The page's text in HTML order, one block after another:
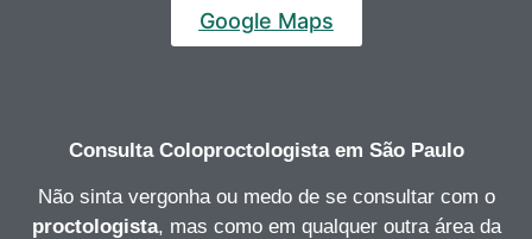
Google Maps
Consulta Coloproctologistaem São Paulo
Não sinta vergonha ou medo de se consultar com o
proctologista, mas como em qualquer outra área da